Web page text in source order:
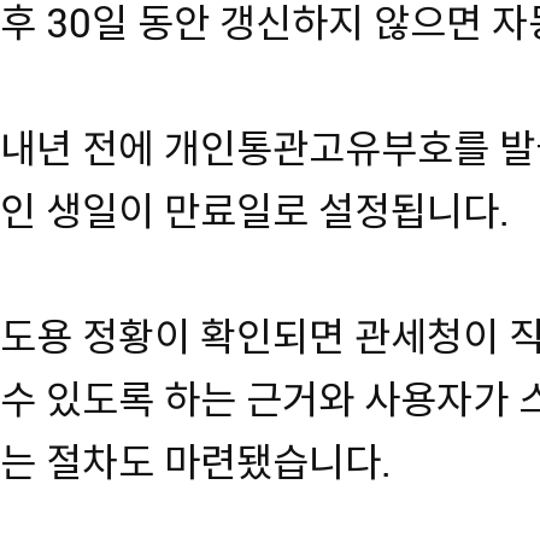
후 30일 동안 갱신하지 않으면
내년 전에 개인통관고유부호를
인 생일이 만료일로 설정됩니다.
도용 정황이 확인되면 관세청이
수 있도록 하는 근거와 사용자가
는 절차도 마련됐습니다.